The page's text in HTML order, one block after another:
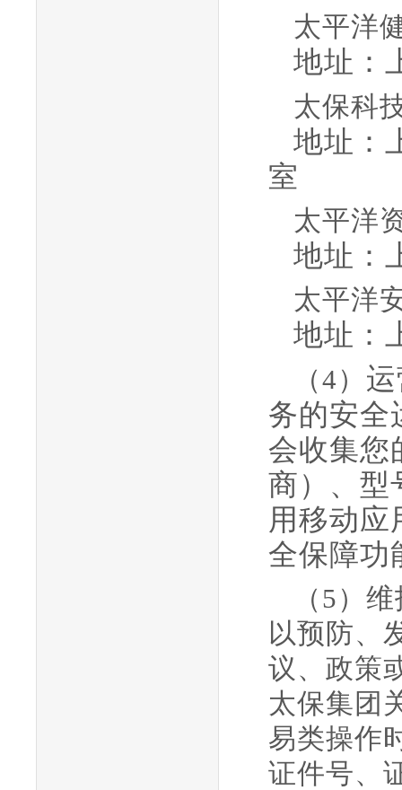
太平洋
地址：
太保科
地址：
室
太平洋
地址：
太平洋
地址：
（4）
务的安全
会收集您
商）、
用移动应
全保障功
（ 5）
以预防、
议、政策
太保集团
易类操作
证件号、